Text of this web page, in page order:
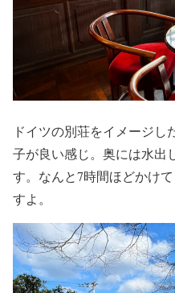
ドイツの別荘をイメージ
子が良い感じ。奥には水出
す。なんと7時間ほどかけ
すよ。